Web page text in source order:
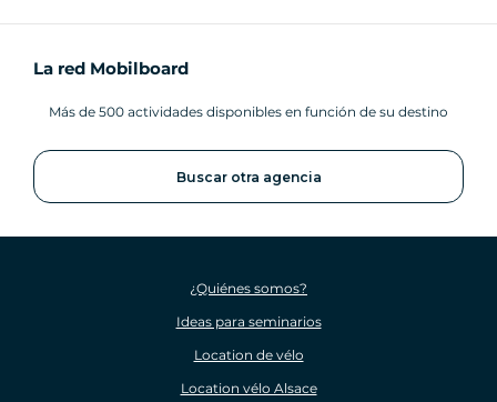
La red Mobilboard
Más de 500 actividades disponibles en función de su destino
Buscar otra agencia
¿Quiénes somos?
Ideas para seminarios
Location de vélo
Location vélo Alsace